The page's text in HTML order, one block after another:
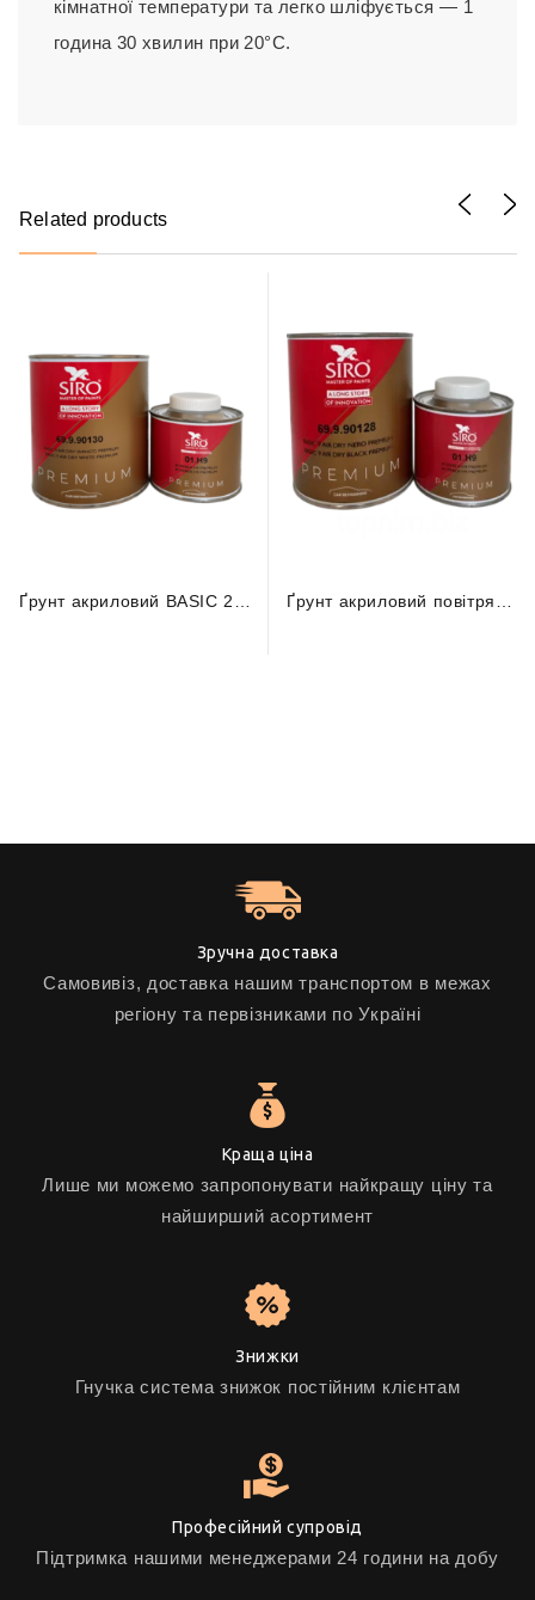
кімнатної температури та легко шліфується — 1
година 30 хвилин при 20°C.
Related products
Зручна доставка
Самовивіз, доставка нашим транспортом в межах
регіону та первізниками по Україні
Краща ціна
Лише ми можемо запропонувати найкращу ціну та
найширший асортимент
Знижки
Гнучка система знижок постійним клієнтам
Професійний супровід
Підтримка нашими менеджерами 24 години на добу